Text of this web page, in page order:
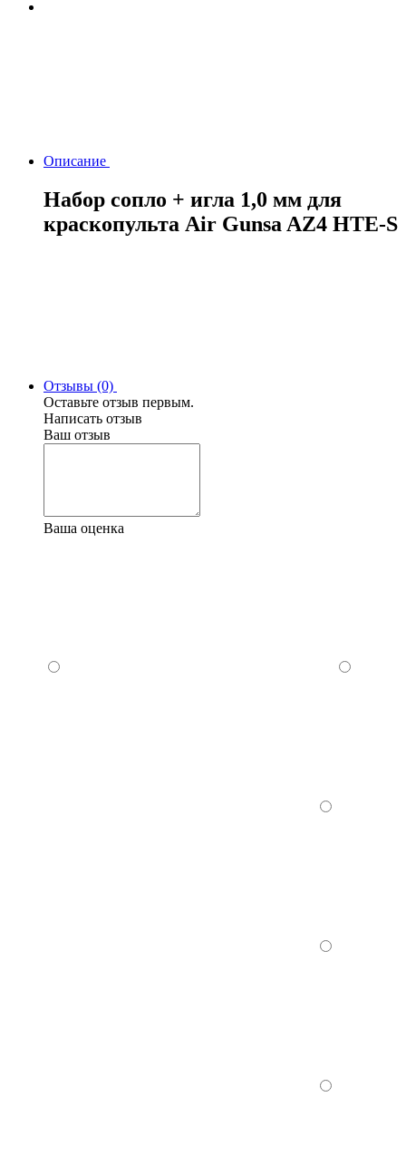
Описание
Набор сопло + игла 1,0 мм для
краскопульта Air Gunsa AZ4 HTE-S
Отзывы (0)
Оставьте отзыв первым.
Написать отзыв
Ваш отзыв
Ваша оценка